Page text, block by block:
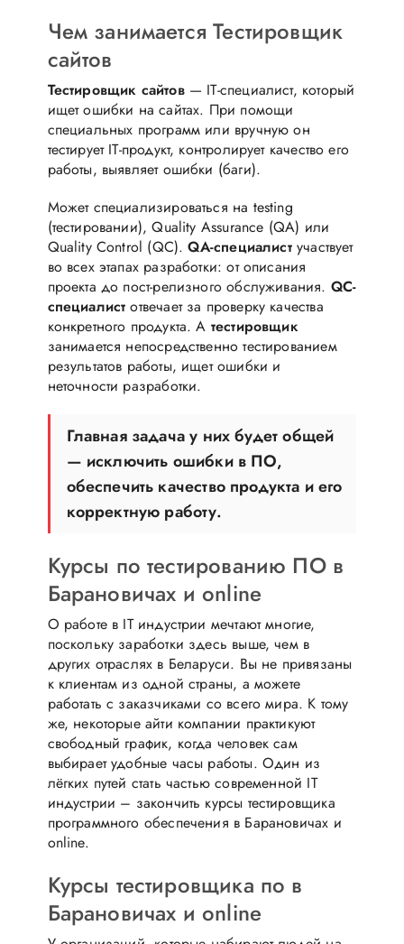
Чем занимается Тестировщик
сайтов
Тестировщик сайтов — IT-специалист, который
ищет ошибки на сайтах. При помощи
специальных программ или вручную он
тестирует IT-продукт, контролирует качество его
работы, выявляет ошибки (баги).
Может специализироваться на testing
(тестировании), Quality Assurance (QA) или
Quality Control (QC).QA-специалистучаствует
во всех этапах разработки: от описания
проекта до пост-релизного обслуживания. QC-
специалистотвечает за проверку качества
конкретного продукта. А тестировщик
занимается непосредственно тестированием
результатов работы, ищет ошибки и
неточности разработки.
Главная задача у них будет общей
— исключить ошибки в ПО,
обеспечить качество продукта и его
корректную работу.
Курсы по тестированию ПО в
Барановичах и online
О работе в IT индустрии мечтают многие,
поскольку заработки здесь выше, чем в
других отраслях в Беларуси. Вы не привязаны
к клиентам из одной страны, а можете
работать с заказчиками со всего мира. К тому
же, некоторые айти компании практикуют
свободный график, когда человек сам
выбирает удобные часы работы. Один из
лёгких путей стать частью современной IT
индустрии – закончить курсы тестировщика
программного обеспечения в Барановичах и
online.
Курсы тестировщика по в
Барановичах и online